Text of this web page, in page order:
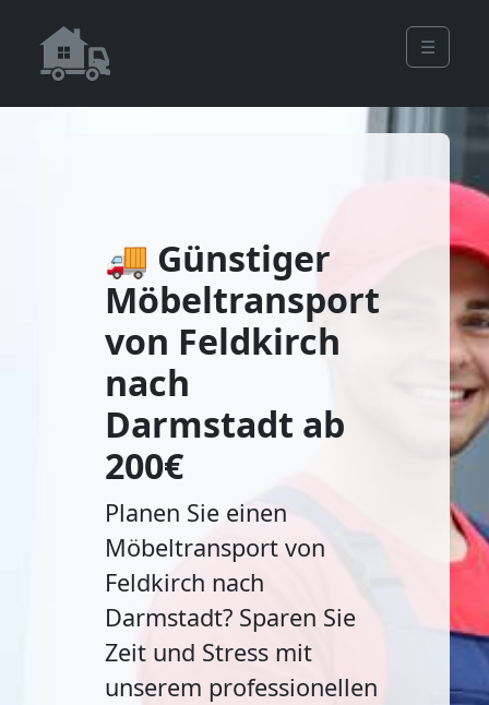
☰
🚚 Günstiger
Möbeltransport
von Feldkirch
nach
Darmstadt ab
200€
Planen Sie einen
Möbeltransport von
Feldkirch nach
Darmstadt? Sparen Sie
Zeit und Stress mit
unserem professionellen